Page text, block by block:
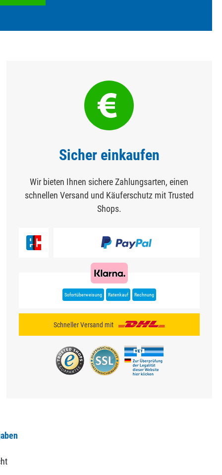
Sicher einkaufen
Wir bieten Ihnen sichere Zahlungsarten, einen
schnellen Versand und Käuferschutz mit Trusted
Shops.
Sofortüberweisung Ratenkauf Rechnung
Schneller Versand mit